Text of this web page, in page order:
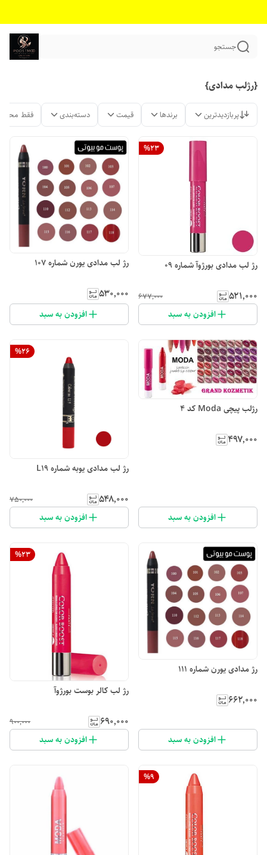
جستجو
{رژلب مدادی}
پربازدیدترین برندها قیمت دسته‌بندی فقط
%23
رژ لب مدادی بورژوآ شماره 09
۵۲۱٬۰۰۰ ۶۷۷٬۰۰۰
افزودن به سبد
رژ لب مدادی یورن شماره 107
۵۳۰٬۰۰۰
افزودن به سبد
رژلب پیچی Moda کد 4
۴۹۷٬۰۰۰
افزودن به سبد
%26
رژ لب مدادی یوبه شماره L19
۵۴۸٬۰۰۰ ۷۵۰٬۰۰۰
افزودن به سبد
رژ مدادی یورن شماره 111
۶۶۲٬۰۰۰
افزودن به سبد
%23
رژ لب کالر بوست بورژوآ
۶۹۰٬۰۰۰ ۹۰۰٬۰۰۰
افزودن به سبد
%9